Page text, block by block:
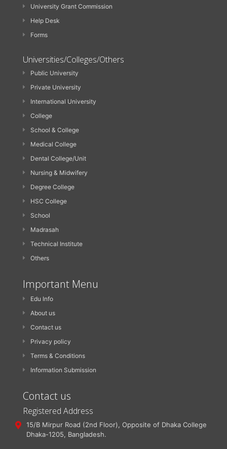
University Grant Commission
Help Desk
Forms
Universities/Colleges/Others
Public University
Private University
International University
College
School & College
Medical College
Dental College/Unit
Nursing & Midwifery
Degree College
HSC College
School
Madrasah
Technical Institute
Others
Important Menu
Edu Info
About us
Contact us
Privacy policy
Terms & Conditions
Information Submission
Contact us
Registered Address
15/B Mirpur Road (2nd Floor), Opposite of Dhaka College
Dhaka-1205, Bangladesh.